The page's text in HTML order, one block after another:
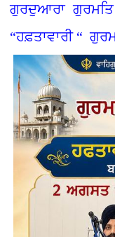
ਗੁਰਦੁਆਰਾ
“ਹਫ਼ਤਾਵਾਰੀ “